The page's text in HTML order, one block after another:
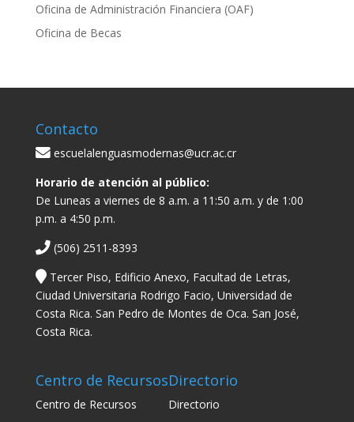
Oficina de Administración Financiera (OAF)
Oficina de Becas
Contacto
escuelalenguasmodernas@ucr.ac.cr
Horario de atención al público:
De Luneas a viernes de 8 a.m. a 11:50 a.m. y de 1:00
p.m. a 4:50 p.m.
(506) 2511-8393
Tercer Piso, Edificio Anexo, Facultad de Letras,
Ciudad Universitaria Rodrigo Facio, Universidad de
Costa Rica. San Pedro de Montes de Oca. San José,
Costa Rica.
Centro de Recursos
Centro de Recursos
Directorio
Directorio